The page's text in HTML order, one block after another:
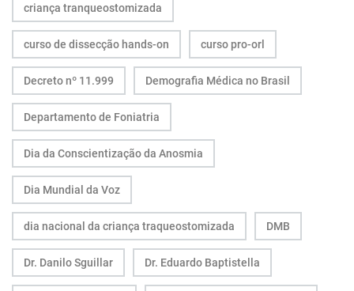
criança tranqueostomizada
curso de dissecção hands-on curso pro-orl
Decreto nº 11.999 Demografia Médica no Brasil
Departamento de Foniatria
Dia da Conscientização da Anosmia
Dia Mundial da Voz
dia nacional da criança traqueostomizada DMB
Dr. Danilo Sguillar Dr. Eduardo Baptistella